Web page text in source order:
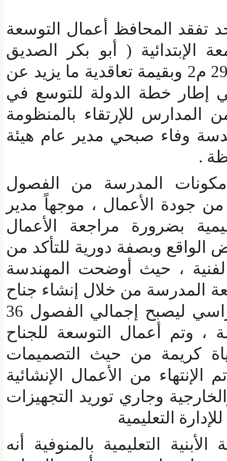
المحافظ أعمال التوسعة
( أبو بكر الصديق
وبقيمة تعاقدية ما يزيد عن
خطة الدولة للتوسع في
للإرتقاء بالمنظومة
وفاء صبحي مدير عام هيئة
.
المدرسة من الفصول
جودة الأعمال ، موجهاً مدير
بضرورة مراجعة الأعمال
وبصفة دورية للتأكد من
، حيث أوضحت المهندسة
من خلال إنشاء جناح
جديد يضم 18 فصل دراسي ليصبح إجمالي الفصول 36
أعمال التوسعة للجناح
كريمة من حيث التصميمات
من الأعمال الإنشائية
وجاري توريد التجهيزات
التعليمية
التعليمية بالمنوفية أنه